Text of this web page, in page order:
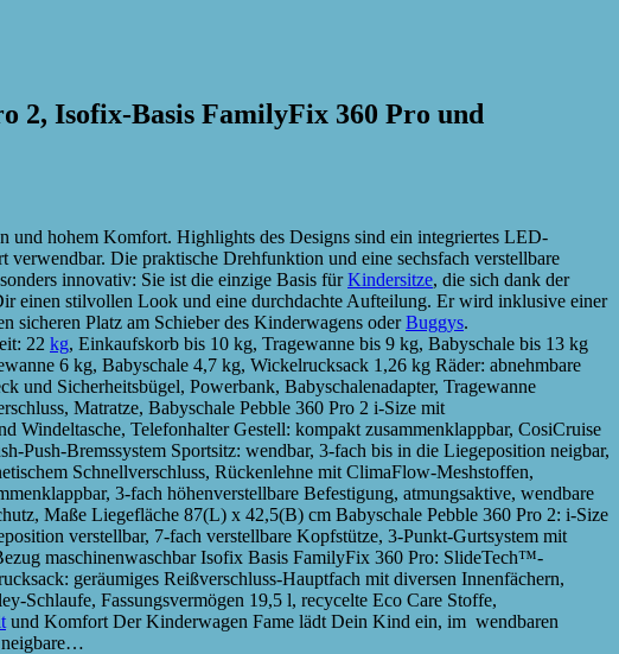
2, Isofix-Basis FamilyFix 360 Pro und
hohem Komfort. Highlights des Designs sind ein integriertes LED-
Die praktische Drehfunktion und eine sechsfach verstellbare
innovativ: Sie ist die einzige Basis fürKindersitze, die sich dank der
einen stilvollen Look und eine durchdachte Aufteilung. Er wird inklusive einer
sicheren Platz am Schieber des Kinderwagens oderBuggys.
22 kg, Einkaufskorb bis 10 kg, Tragewanne bis 9 kg, Babyschale bis 13 kg
6 kg, Babyschale 4,7 kg, Wickelrucksack 1,26 kg Räder: abnehmbare
und Sicherheitsbügel, Powerbank, Babyschalenadapter, Tragewanne
Matratze, Babyschale Pebble 360 Pro 2 i-Size mit
Telefonhalter Gestell: kompakt zusammenklappbar, CosiCruise
Bremssystem Sportsitz: wendbar, 3-fach bis in die Liegeposition neigbar,
Schnellverschluss, Rückenlehne mit ClimaFlow-Meshstoffen,
3-fach höhenverstellbare Befestigung, atmungsaktive, wendbare
Maße Liegefläche 87(L) x 42,5(B) cm Babyschale Pebble 360 Pro 2: i-Size
verstellbar, 7-fach verstellbare Kopfstütze, 3-Punkt-Gurtsystem mit
maschinenwaschbar Isofix Basis FamilyFix 360 Pro: SlideTech™-
geräumiges Reißverschluss-Hauptfach mit diversen Innenfächern,
Schlaufe, Fassungsvermögen 19,5 l, recycelte Eco Care Stoffe,
und Komfort Der Kinderwagen Fame lädt Dein Kind ein, im wendbaren
neigbare…